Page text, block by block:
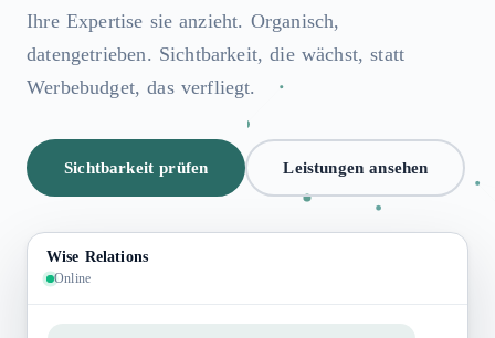
Ihre Expertise sie anzieht. Organisch,
datengetrieben. Sichtbarkeit, die wächst, statt
Werbebudget, das verfliegt.
Sichtbarkeit prüfen Leistungen ansehen
Wise Relations
Online